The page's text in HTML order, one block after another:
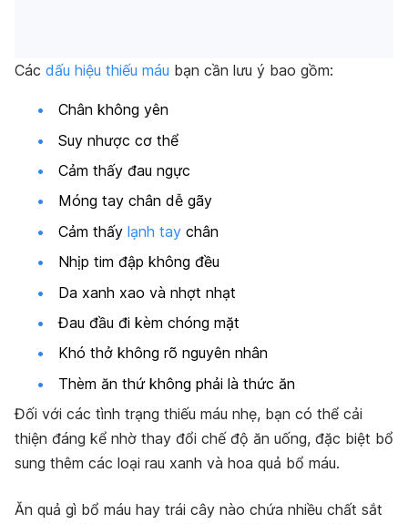
Các dấu hiệu thiếu máu bạn cần lưu ý bao gồm:
Chân không yên
Suy nhược cơ thể
Cảm thấy đau ngực
Móng tay chân dễ gãy
Cảm thấy lạnh tay chân
Nhịp tim đập không đều
Da xanh xao và nhợt nhạt
Đau đầu đi kèm chóng mặt
Khó thở không rõ nguyên nhân
Thèm ăn thứ không phải là thức ăn
Đối với các tình trạng thiếu máu nhẹ, bạn có thể cải
thiện đáng kể nhờ thay đổi chế độ ăn uống, đặc biệt bổ
sung thêm các loại rau xanh và hoa quả bổ máu.
Ăn quả gì bổ máu hay trái cây nào chứa nhiều chất sắt